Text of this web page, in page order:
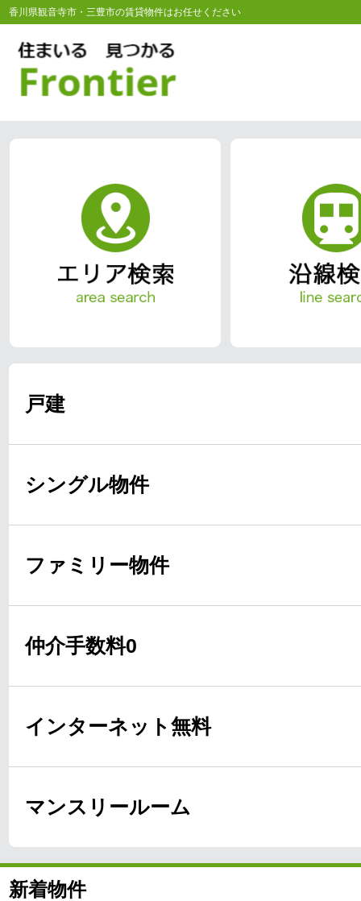
香川県観音寺市・三豊市の賃貸物件はお任せください
戸建
シングル物件
ファミリー物件
仲介手数料0
インターネット無料
マンスリールーム
新着物件